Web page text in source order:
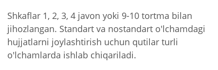
Shkaflar 1, 2, 3, 4 javon yoki 9-10 tortma bilan
jihozlangan. Standart va nostandart o'lchamdagi
hujjatlarni joylashtirish uchun qutilar turli
o'lchamlarda ishlab chiqariladi.